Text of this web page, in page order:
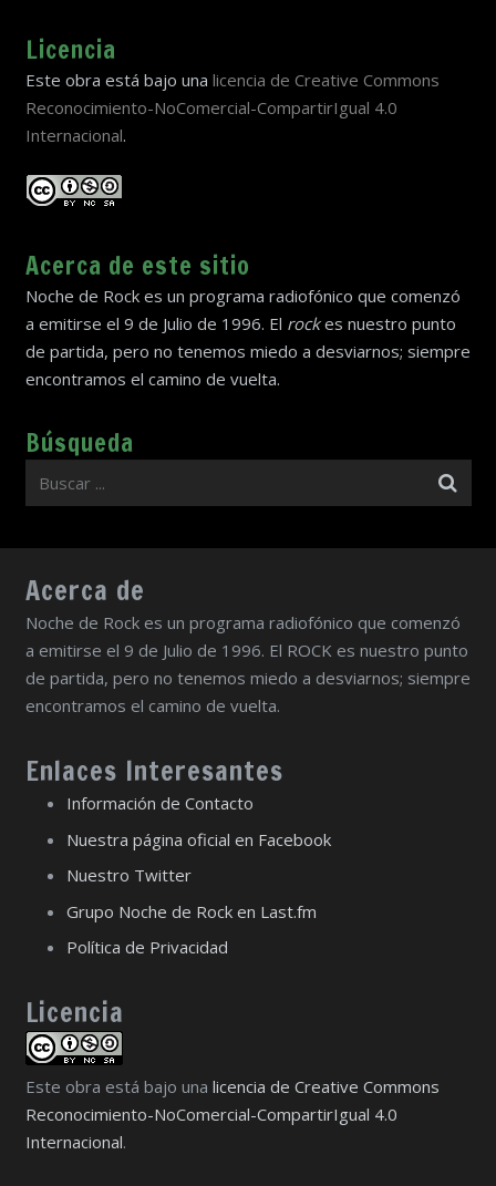
Licencia
Este obra está bajo una licencia de Creative Commons
Reconocimiento-NoComercial-CompartirIgual 4.0
Internacional.
Acerca de este sitio
Noche de Rock es un programa radiofónico que comenzó
a emitirse el 9 de Julio de 1996. El rockes nuestro punto
de partida, pero no tenemos miedo a desviarnos; siempre
encontramos el camino de vuelta.
Búsqueda
Acerca de
Noche de Rock es un programa radiofónico que comenzó
a emitirse el 9 de Julio de 1996. El ROCK es nuestro punto
de partida, pero no tenemos miedo a desviarnos; siempre
encontramos el camino de vuelta.
Enlaces Interesantes
Información de Contacto
Nuestra página oficial en Facebook
Nuestro Twitter
Grupo Noche de Rock en Last.fm
Política de Privacidad
Licencia
Este obra está bajo una licencia de Creative Commons
Reconocimiento-NoComercial-CompartirIgual 4.0
Internacional.